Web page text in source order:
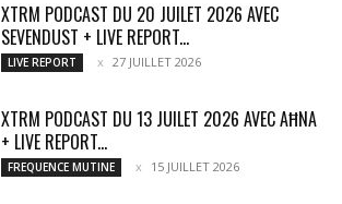
XTRM PODCAST DU 20 JUILET 2026 AVEC
SEVENDUST + LIVE REPORT...
LIVE REPORT 27 JUILLET 2026
XTRM PODCAST DU 13 JUILET 2026 AVEC AĦNA
+ LIVE REPORT...
FREQUENCE MUTINE 15 JUILLET 2026